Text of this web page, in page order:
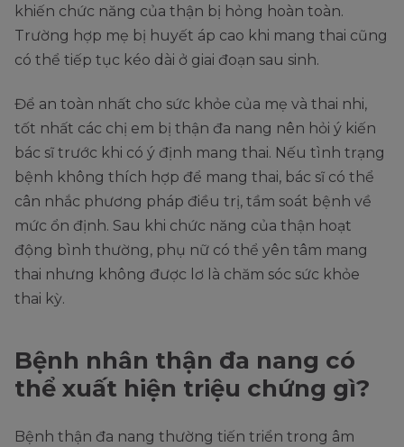
khiến chức năng của thận bị hỏng hoàn toàn.
Trường hợp mẹ bị huyết áp cao khi mang thai cũng
có thể tiếp tục kéo dài ở giai đoạn sau sinh.
Để an toàn nhất cho sức khỏe của mẹ và thai nhi,
tốt nhất các chị em bị thận đa nang nên hỏi ý kiến
bác sĩ trước khi có ý định mang thai. Nếu tình trạng
bệnh không thích hợp để mang thai, bác sĩ có thể
cân nhắc phương pháp điều trị, tầm soát bệnh về
mức ổn định. Sau khi chức năng của thận hoạt
động bình thường, phụ nữ có thể yên tâm mang
thai nhưng không được lơ là chăm sóc sức khỏe
thai kỳ.
Bệnh nhân thận đa nang có
thể xuất hiện triệu chứng gì?
Bệnh thận đa nang thường tiến triển trong âm